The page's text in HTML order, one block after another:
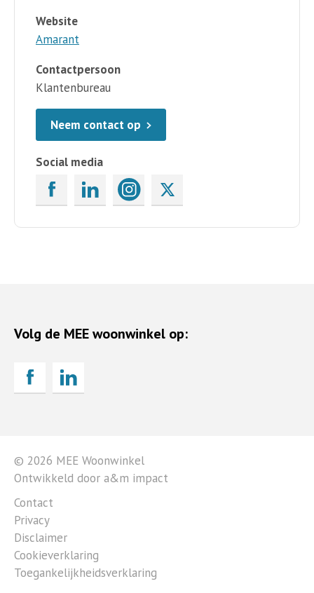
Website
Amarant
Contactpersoon
Klantenbureau
Neem contact op
Social media
Volg de MEE woonwinkel op:
© 2026 MEE Woonwinkel
Ontwikkeld door a&m impact
Contact
Privacy
Disclaimer
Cookieverklaring
Toegankelijkheidsverklaring